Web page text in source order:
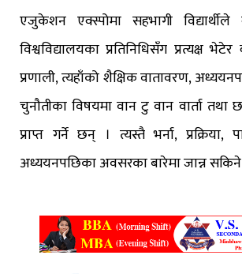
एजुकेशन एक्स्पोमा सहभागी विद्यार्थीले
विश्वविद्यालयका प्रतिनिधिसँग प्रत्यक्ष
प्रणाली, त्यहाँको शैक्षिक वातावरण,
चुनौतीका विषयमा वान टु वान वार्ता
प्राप्त गर्ने छन् । त्यस्तै भर्ना,
अध्ययनपछिका अवसरका बारेमा जान्न